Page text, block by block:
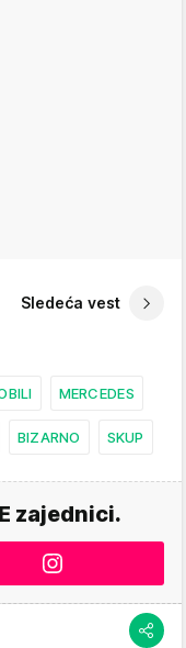
Sledeća vest
MERCEDES
BIZARNO SKUP
zajednici.